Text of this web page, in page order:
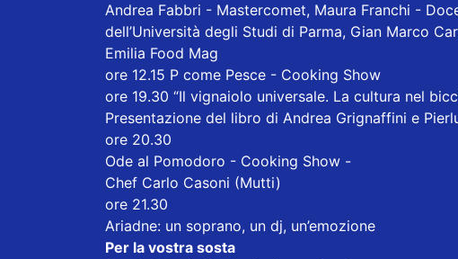
Andrea Fabbri - Mastercomet, Maura Franchi -
dell’Università degli Studi di Parma, Gian Marco
Emilia Food Mag
ore 12.15 P come Pesce - Cooking Show
ore 19.30 “Il vignaiolo universale. La cultura nel
Presentazione del libro di Andrea Grignaffini e
ore 20.30
Ode al Pomodoro - Cooking Show -
Chef Carlo Casoni (Mutti)
ore 21.30
Ariadne: un soprano, un dj, un’emozione
Per la vostra sosta